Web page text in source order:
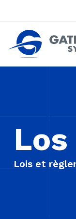
Los
Lois et